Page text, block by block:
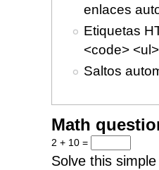
enlaces
Etiquetas
<code>
Saltos
Math
2 + 10 =
Solve this